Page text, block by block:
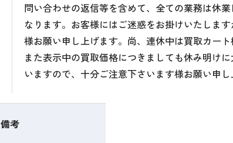
問い合わせの返信等を含めて、全ての業務は休
なります。お客様にはご迷惑をお掛けいたしま
様お願い申し上げます。尚、連休中は買取カート
また表示中の買取価格につきましても休み明け
いますので、十分ご注意下さいます様お願い申し
備考